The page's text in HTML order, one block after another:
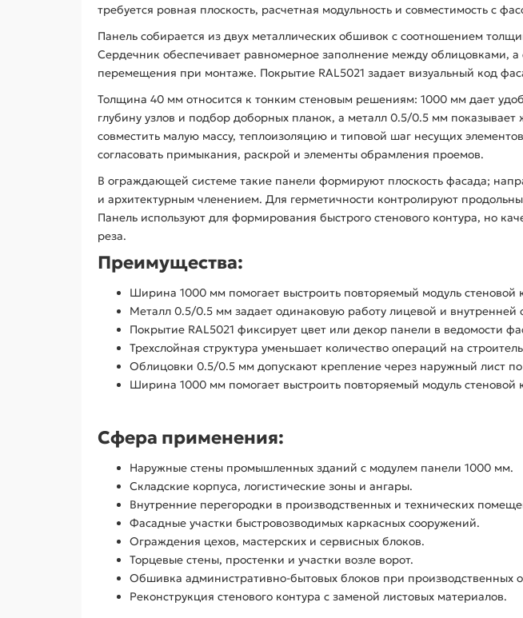
требуется ровная плоскость, расчетная модульность и совместимость с
Панель собирается из двух металлических обшивок с соотношением
Сердечник обеспечивает равномерное заполнение между облицовками,
перемещения при монтаже. Покрытие RAL5021 задает визуальный код
Толщина 40 мм относится к тонким стеновым решениям: 1000 мм дает
глубину узлов и подбор доборных планок, а металл 0.5/0.5 мм
совместить малую массу, теплоизоляцию и типовой шаг несущих
согласовать примыкания, раскрой и элементы обрамления проемов.
В ограждающей системе такие панели формируют плоскость фасада;
и архитектурным членением. Для герметичности контролируют
Панель используют для формирования быстрого стенового контура, но
реза.
Преимущества:
Ширина 1000 мм помогает выстроить повторяемый модуль стеновой
Металл 0.5/0.5 мм задает одинаковую работу лицевой и внутренней
Покрытие RAL5021 фиксирует цвет или декор панели в ведомости
Трехслойная структура уменьшает количество операций на
Облицовки 0.5/0.5 мм допускают крепление через наружный лист по
Ширина 1000 мм помогает выстроить повторяемый модуль стеновой
Сфера применения:
Наружные стены промышленных зданий с модулем панели 1000 мм.
Складские корпуса, логистические зоны и ангары.
Внутренние перегородки в производственных и технических
Фасадные участки быстровозводимых каркасных сооружений.
Ограждения цехов, мастерских и сервисных блоков.
Торцевые стены, простенки и участки возле ворот.
Обшивка административно-бытовых блоков при производственных
Реконструкция стенового контура с заменой листовых материалов.